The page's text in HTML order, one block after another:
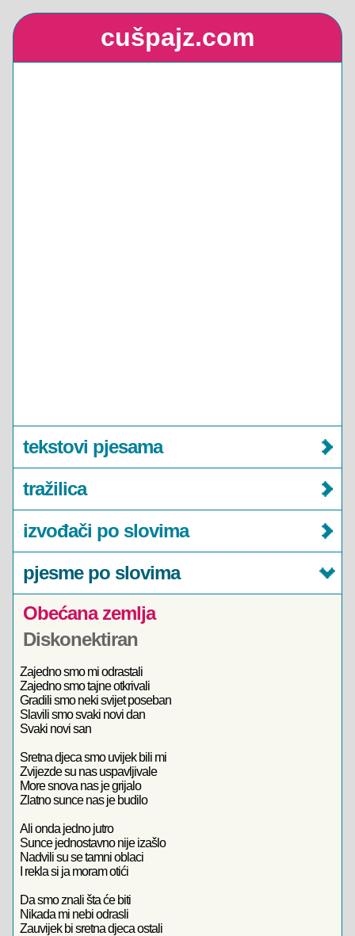
cušpajz.com
tekstovi pjesama
tražilica
izvođači po slovima
pjesme po slovima
Obećana zemlja
Diskonektiran
Zajedno smo mi odrastali
Zajedno smo tajne otkrivali
Gradili smo neki svijet poseban
Slavili smo svaki novi dan
Svaki novi san
Sretna djeca smo uvijek bili mi
Zvijezde su nas uspavljivale
More snova nas je grijalo
Zlatno sunce nas je budilo
Ali onda jedno jutro
Sunce jednostavno nije izašlo
Nadvili su se tamni oblaci
I rekla si ja moram otići
Da smo znali šta će biti
Nikada mi nebi odrasli
Zauvijek bi sretna djeca ostali